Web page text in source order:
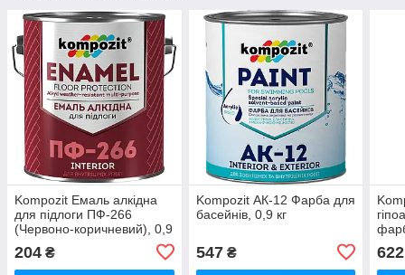
Kompozit Емаль алкідна
для підлоги ПФ-266
(Червоно-коричневий), 0,9
204 ₴
Kompozit АК-12 Фарба для
басейнів, 0,9 кг
547₴ 622